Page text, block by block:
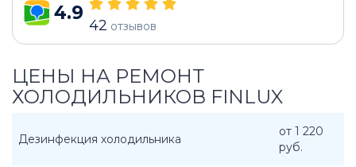
4.9
42 отзывов
ЦЕНЫ НА РЕМОНТ
ХОЛОДИЛЬНИКОВ FINLUX
Дезинфекция холодильника
от 1 220
руб.